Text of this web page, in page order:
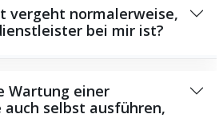
bis Sanitärdienstleister bei mir ist?
Das hängt aber auch von
zu diesem Zeitpunkt ab und
ausführen,